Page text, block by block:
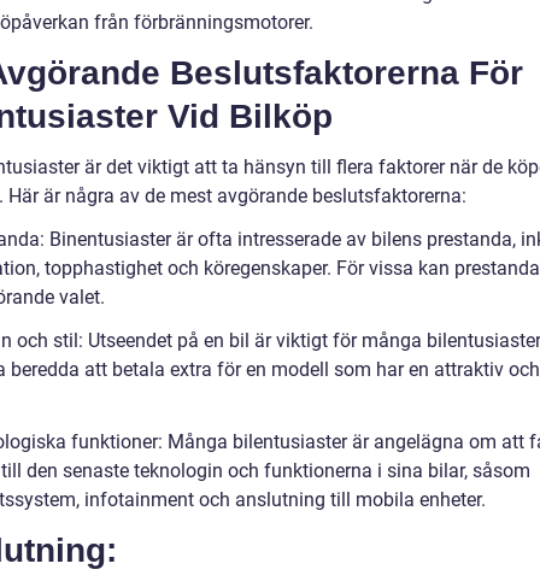
från förbränningsmotorer.
Beslutsfaktorerna För
Vid Bilköp
är det viktigt att ta hänsyn till flera faktorer när de
Här är några av de mest avgörande beslutsfaktorerna:
Binentusiaster är ofta intresserade av bilens prestanda,
topphastighet och köregenskaper. För vissa kan
valet.
och stil: Utseendet på en bil är viktigt för många
beredda att betala extra för en modell som har en attraktiv
funktioner: Många bilentusiaster är angelägna om att
den senaste teknologin och funktionerna i sina bilar, såsom
infotainment och anslutning till mobila enheter.